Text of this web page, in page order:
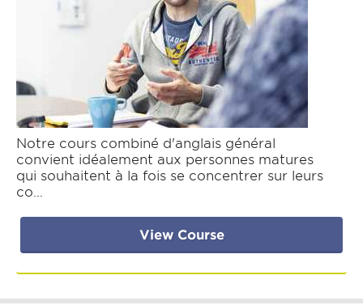
Notre cours combiné d'anglais général
convient idéalement aux personnes matures
qui souhaitent à la fois se concentrer sur leurs
co…
View Course